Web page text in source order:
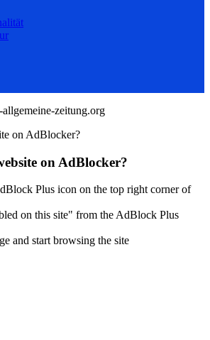
zeitung.org
on AdBlocker?
on AdBlocker?
Plus icon on the top right corner of
on this site" from the AdBlock Plus
and start browsing the site